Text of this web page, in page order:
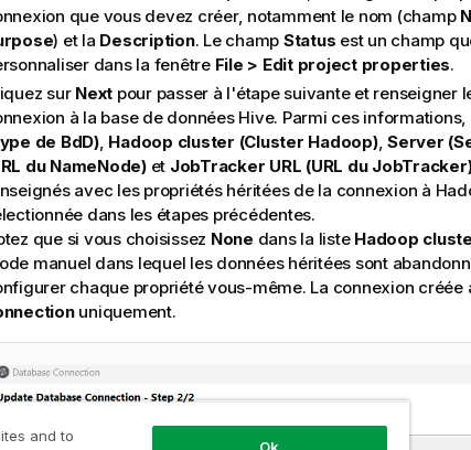
que vous devez créer, notamment le nom (champ
) et la Description. Le champ Status est un champ
dans la fenêtre File > Edit project properties.
sur Next pour passer à l'étape suivante et renseigner
à la base de données Hive. Parmi ces
de BdD), Hadoop cluster (Cluster Hadoop), Server
du NameNode)et JobTracker URL (URL du
avec les propriétés héritées de la connexion à
dans les étapes précédentes.
que si vous choisissez None dans la liste Hadoop
manuel dans lequel les données héritées sont
chaque propriété vous-même. La connexion
uniquement.
and to